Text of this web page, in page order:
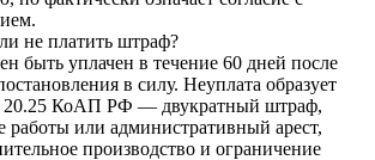
не платить штраф?
быть уплачен в течение 60 дней после
в силу. Неуплата образует
20.25 КоАП РФ — двукратный штраф,
работы или административный арест,
производство и ограничение